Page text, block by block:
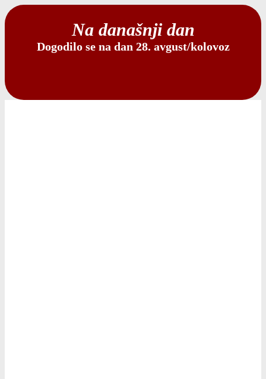
Na današnji dan
Dogodilo se na dan 28. avgust/kolovoz